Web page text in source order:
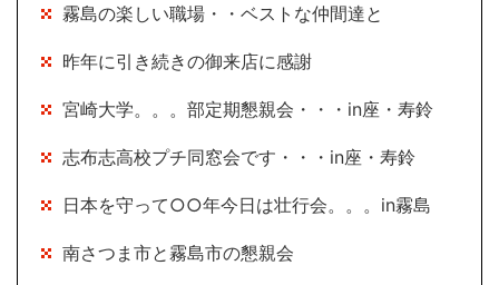
霧島の楽しい職場・・ベストな仲間達と
昨年に引き続きの御来店に感謝
宮崎大学。。。部定期懇親会・・・in座・寿鈴
志布志高校プチ同窓会です・・・in座・寿鈴
日本を守って○○年今日は壮行会。。。in霧島
南さつま市と霧島市の懇親会